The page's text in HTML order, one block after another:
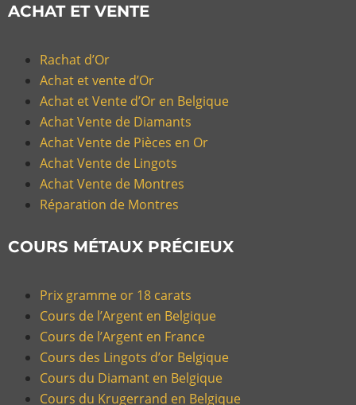
ACHAT ET VENTE
Rachat d’Or
Achat et vente d’Or
Achat et Vente d’Or en Belgique
Achat Vente de Diamants
Achat Vente de Pièces en Or
Achat Vente de Lingots
Achat Vente de Montres
Réparation de Montres
COURS MÉTAUX PRÉCIEUX
Prix gramme or 18 carats
Cours de l’Argent en Belgique
Cours de l’Argent en France
Cours des Lingots d’or Belgique
Cours du Diamant en Belgique
Cours du Krugerrand en Belgique